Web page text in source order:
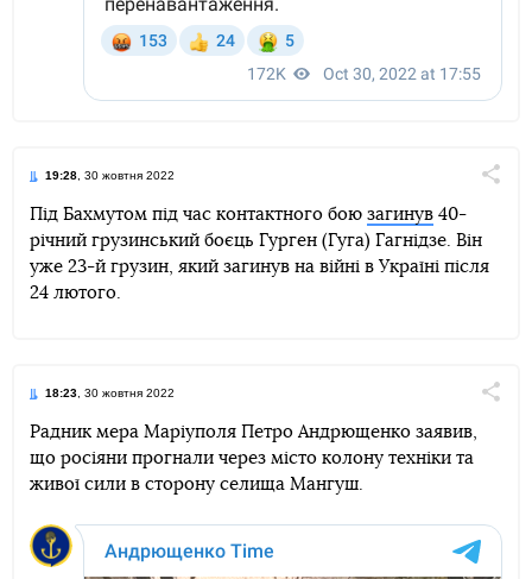
19:28, 30 жовтня 2022
TelegramFacebookTwitter
Під Бахмутом під час контактного бою загинув 40-
річний грузинський боєць Гурген (Гуга) Гагнідзе. Він
уже 23-й грузин, який загинув на війні в Україні після
24 лютого.
18:23, 30 жовтня 2022
TelegramFacebookTwitter
Радник мера Маріуполя Петро Андрющенко заявив,
що росіяни прогнали через місто колону техніки та
живої сили в сторону селища Мангуш.